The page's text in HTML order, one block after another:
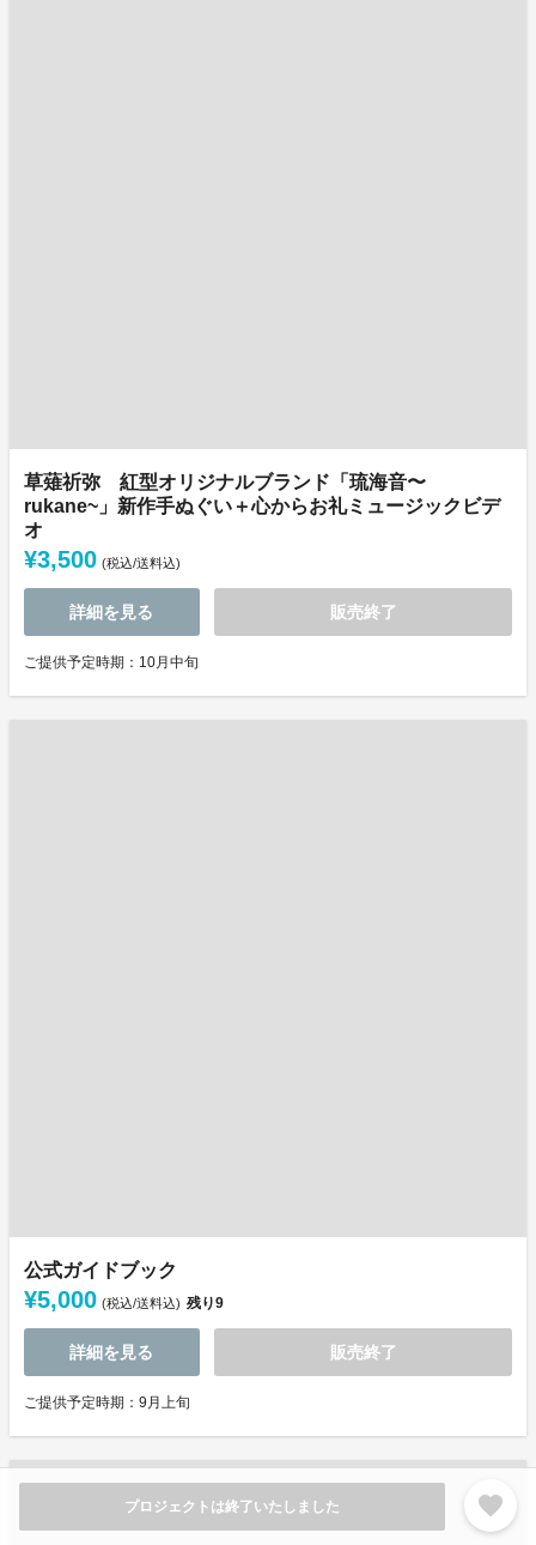
プロジェクトは終了いたしました favorite
草薙祈弥 紅型オリジナルブランド「琉海音〜
rukane~」新作手ぬぐい＋心からお礼ミュージックビデ
オ
¥3,500 (税込/送料込)
詳細を見る 販売終了
ご提供予定時期：10月中旬
公式ガイドブック
¥5,000 (税込/送料込) 残り9
詳細を見る 販売終了
ご提供予定時期：9月上旬